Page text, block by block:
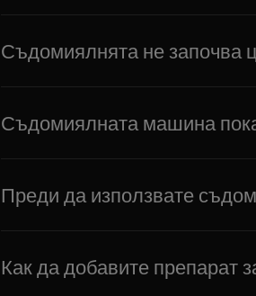
Съдомиялнята не започва
Съдомиялната машина
Преди да използвате
Как да добавите препарат